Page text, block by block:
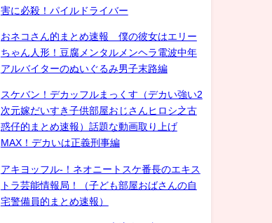
害に必殺！パイルドライバー
おネコさん的まとめ速報 僕の彼女はエリー
ちゃん人形！豆腐メンタルメンヘラ電波中年
アルバイターのぬいぐるみ男子末路編
スケバン！デカッフルまっくす（デカい強い2
次元嫁だいすき子供部屋おじさんヒロシ之古
惑仔的まとめ速報）話題な動画取り上げ
MAX！デカいは正義刑事編
アキヨッフル-！ネオニートスケ番長のエキス
トラ芸能情報局！（子ども部屋おばさんの自
宅警備員的まとめ速報）